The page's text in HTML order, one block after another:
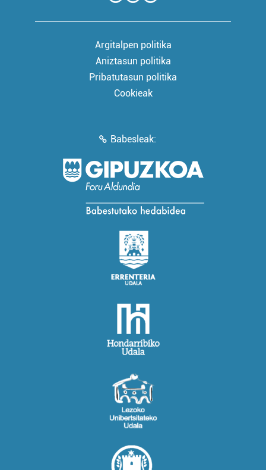
Argitalpen politika
Aniztasun politika
Pribatutasun politika
Cookieak
Babesleak: